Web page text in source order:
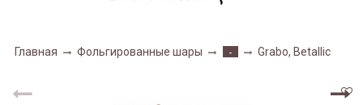
Главная Фольгированные шары - Grabo, Betallic